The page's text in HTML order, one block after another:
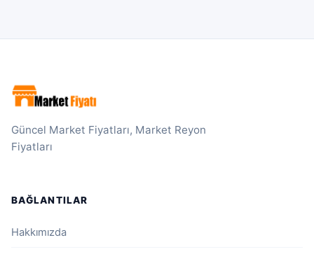
Güncel Market Fiyatları, Market Reyon
Fiyatları
BAĞLANTILAR
Hakkımızda